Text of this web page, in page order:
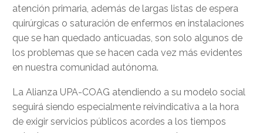
atención primaria, además de largas listas de espera
quirúrgicas o saturación de enfermos en instalaciones
que se han quedado anticuadas, son solo algunos de
los problemas que se hacen cada vez más evidentes
en nuestra comunidad autónoma.
La Alianza UPA-COAG atendiendo a su modelo social
seguirá siendo especialmente reivindicativa a la hora
de exigir servicios públicos acordes a los tiempos